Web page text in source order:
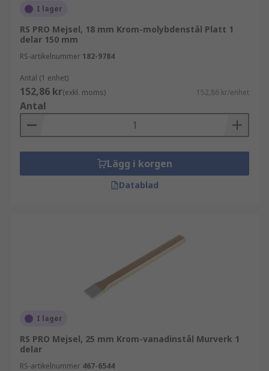
I lager
RS PRO Mejsel, 18 mm Krom-molybdenstål Platt 1
delar 150 mm
RS-artikelnummer 182-9784
Antal (1 enhet)
152,86 kr(exkl. moms) 152,86 kr/enhet
Antal
Lägg i korgen
Datablad
I lager
RS PRO Mejsel, 25 mm Krom-vanadinstål Murverk 1
delar
RS-artikelnummer 467-6544